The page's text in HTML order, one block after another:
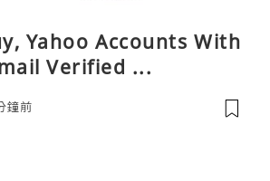
Yahoo Accounts With
Verified ...
鐘前